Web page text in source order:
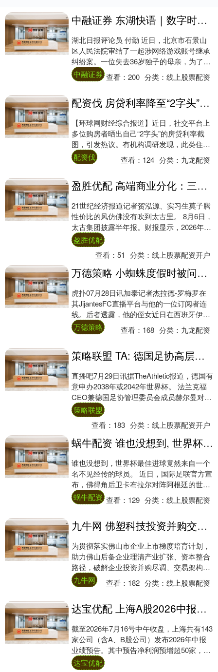
中融证券 东湖快语｜数字时代，我们的“赛博遗产”该何去何从
湖北日报评论员 付勤 近日，北京市石景山
区人民法院审结了一起涉网络游戏账号继承
纠纷案。一位失去36岁独子的母亲，为了补
贴生活，起诉要求继承儿子生前注册的87个
游....
中融证券 查看：200 分类：线上股票配资
配资伐 房贷利率降至“2字头”？多个城市研究出台住房消费提振举措
【环球网财经综合报道】近日，社交平台上
多位购房者晒出自己“2字头”的房贷利率截
图，引发热议。有机构调研发现，此类住房
贷款多是五年期的存量贷款。北京、广州、
杭州等....
配资伐 查看： 124 分类： 九龙配资
盈胜优配 高端商业分化：三里屯太古里的租金又涨了丨消费参考
21世纪经济报道记者贺泓源、实习生莫子腾
性价比的风仿佛没有吹到太古里。 8月6日，
太古集团披露半年报。财报显示，2026年上
半年，太古地产于中国内地的零售物业....
盈胜优配
查看：51 分类：线上股票配资开户
万德策略 小蜘蛛度假时被问及是否会加盟巴萨, 他未回应只是露出笑容
虎扑07月28日讯加泰记者杰拉德-罗梅罗在
其JijantesFC直播平台与他的一位订阅者连
线。后者透露，他的侄女近日在西班牙伊维
萨偶遇了阿根廷前锋阿尔瓦雷斯，并....
万德策略 查看： 168 分类： 九龙配资
策略联盟 TA: 德国足协高层表示, 德国有意申办2038年或2042年世界杯
直播吧7月29日讯据TheAthletic报道，德国有
意申办2038年或2042年世界杯。 法兰克福
CEO兼德国足协管理委员会成员赫尔曼对
TheAthletic....
策略联盟
查看： 183 分类：线上股票配资开户
蜗牛配资 谁也没想到, 世界杯最佳进球竟然来自一个名不见经传的球员。 近日, 国际足...
谁也没想到，世界杯最佳进球竟然来自一个
名不见经传的球员。 近日，国际足联官方宣
布，佛得角后卫卡布拉尔对阵阿根廷的世界
波破门，当选2026美加墨世界杯最佳进球。
....
蜗牛配资 查看： 129 分类：线上股票配资
九牛网 佛塑科技投资并购交流会在佛山成功举办
为贯彻落实佛山市企业上市梯度培育计划，
助力佛山后备企业理清产业扩张、资本整合
路径，破解企业投资并购尽调、交易架构、
合规风控、并购后整合等实操难题，7月16
日，佛....
九牛网 查看： 182 分类：线上股票配资
达宝优配 上海A股2026中报业绩预增快讯：超50家公司披露预增公告，四大涨幅梯队全景梳理
截至2026年7月16号中午收盘，上海共有143
家公司（含A、B股公司）发布2026年中报
业绩预告。其中预告净利润预增超50家，预
减的有19家，首亏和续亏的有7....
达宝优配